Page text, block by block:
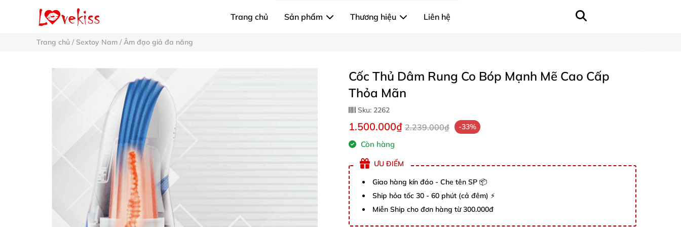
Trang chủ Sản phẩm Thương hiệu Liên hệ
Trang chủ / Sextoy Nam / Âm đạo giả đa năng
Cốc Thủ Dâm Rung Co Bóp Mạnh Mẽ Cao Cấp
Thỏa Mãn
Sku: 2262
1.500.000₫ 2.239.000₫ -33%
Còn hàng
ƯU ĐIỂM
Giao hàng kín đáo - Che tên SP 📦
Ship hỏa tốc 30 - 60 phút (cả đêm) ⚡
Miễn Ship cho đơn hàng từ 300.000đ